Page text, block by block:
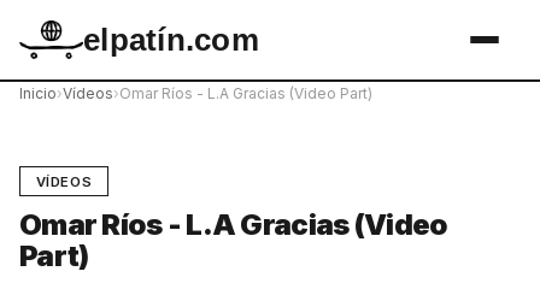
elpatín.com
Inicio›Vídeos›Omar Ríos - L.A Gracias (Video Part)
VÍDEOS
Omar Ríos - L.A Gracias (Video
Part)